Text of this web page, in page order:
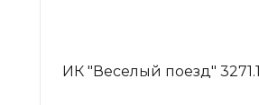
ИК "Веселый поезд" 3271.1